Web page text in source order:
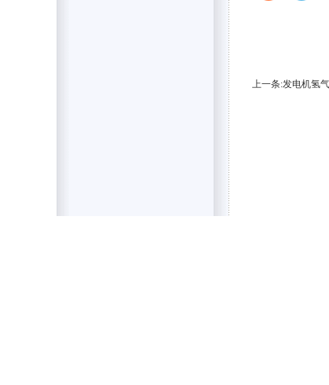
上一条:发电机氢